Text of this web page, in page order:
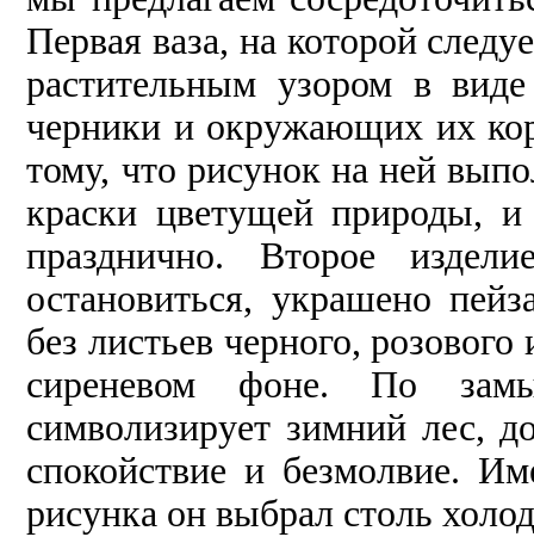
Первая ваза, на которой
растительным узором в
черники и окружающих их
тому, что рисунок на ней
краски цветущей природы,
празднично. Второе
остановиться, украшено
без листьев черного,
сиреневом фоне. По
символизирует зимний лес,
спокойствие и безмолвие.
рисунка он выбрал столь